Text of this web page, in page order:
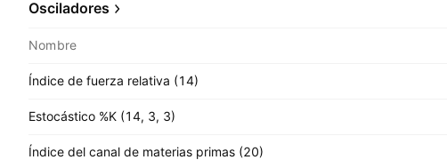
Osciladores
Nombre
Índice de fuerza relativa (14)
Estocástico %K (14, 3, 3)
Índice del canal de materias primas (20)